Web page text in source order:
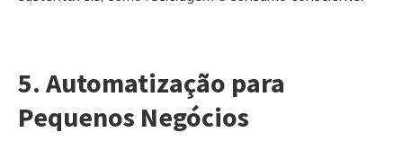
5. Automatização para
Pequenos Negócios